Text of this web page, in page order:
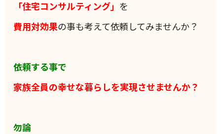
「住宅コンサルティング」 を
費用対効果の事も考えて依頼してみませんか？
依頼する事で
家族全員の幸せな暮らしを実現させませんか？
勿論